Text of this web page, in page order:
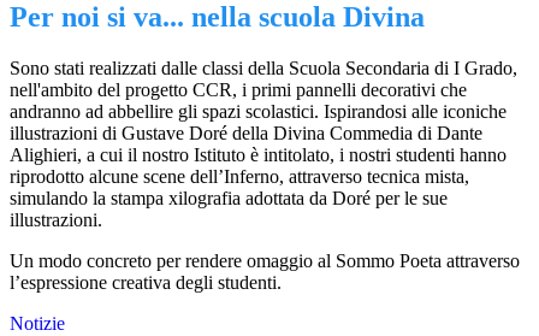
Per noi si va... nella scuola Divina
Sono stati realizzati dalle classi della Scuola Secondaria di I Grado,
nell'ambito del progetto CCR, i primi pannelli decorativi che
andranno ad abbellire gli spazi scolastici. Ispirandosi alle iconiche
illustrazioni di Gustave Doré della Divina Commedia di Dante
Alighieri, a cui il nostro Istituto è intitolato, i nostri studenti hanno
riprodotto alcune scene dell’Inferno, attraverso tecnica mista,
simulando la stampa xilografia adottata da Doré per le sue
illustrazioni.
Un modo concreto per rendere omaggio al Sommo Poeta attraverso
l’espressione creativa degli studenti.
Notizie